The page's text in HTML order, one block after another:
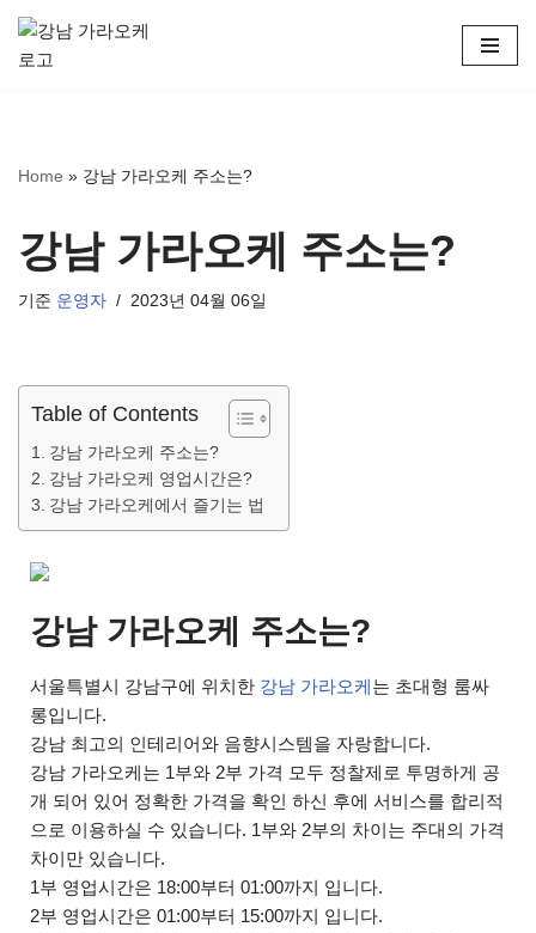
콘
건
뛰
기
Home » 강남 가라오케 주소는?
강남 가라오케 주소는?
기준 운영자 2023년 04월 06일
Table of Contents
강남 가라오케 주소는?
강남 가라오케 영업시간은?
강남 가라오케에서 즐기는 법
강남 가라오케 주소는?
서울특별시 강남구에 위치한 강남 가라오케는 초대형 룸싸
롱입니다.
강남 최고의 인테리어와 음향시스템을 자랑합니다.
강남 가라오케는 1부와 2부 가격 모두 정찰제로 투명하게 공
개 되어 있어 정확한 가격을 확인 하신 후에 서비스를 합리적
으로 이용하실 수 있습니다. 1부와 2부의 차이는 주대의 가격
차이만 있습니다.
1부 영업시간은 18:00부터 01:00까지 입니다.
2부 영업시간은 01:00부터 15:00까지 입니다.